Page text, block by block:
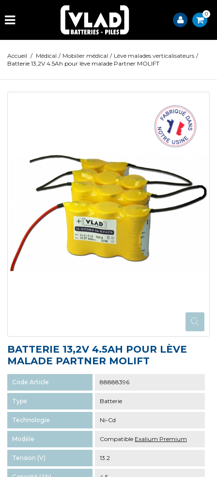
0
Accueil / Médical / Mobilier médical / Lève malades verticalisateurs /
Batterie 13,2V 4.5Ah pour lève malade Partner MOLIFT
BATTERIE 13,2V 4.5AH POUR LÈVE
MALADE PARTNER MOLIFT
Code Article 88888396
Type Batterie
Technologie Ni-Cd
Modèle Compatible Exalium Premium
Tension (V) 13.2